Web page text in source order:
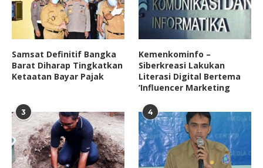
Samsat Definitif Bangka
Barat Diharap Tingkatkan
Ketaatan Bayar Pajak
Kemenkominfo –
Siberkreasi Lakukan
Literasi Digital Bertema
‘Influencer Marketing
3 4